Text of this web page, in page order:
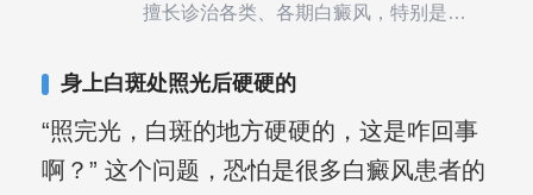
擅长诊治各类、各期白癜风，特别是对
复发期;临床运用中医的辨证施治，理法
身上白斑处照光后硬硬的
“照完光，白斑的地方硬硬的，这是咋回事
啊？” 这个问题，恐怕是很多白癜风患者的